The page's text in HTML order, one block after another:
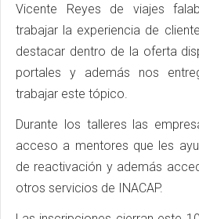
Vicente Reyes de viajes
trabajar la experiencia de
destacar dentro de la oferta
portales y además nos
trabajar este tópico.
Durante los talleres las
acceso a mentores que les
de reactivación y además
otros servicios de INACAP.